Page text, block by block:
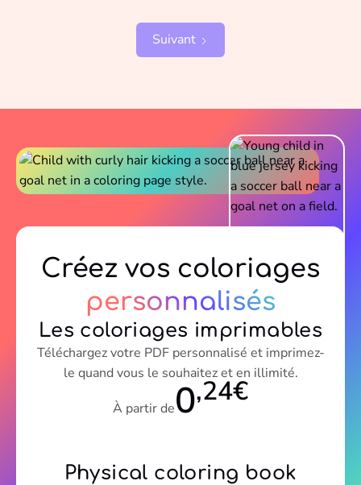
Suivant
Créez vos coloriages
personnalisés
Les coloriages imprimables
Téléchargez votre PDF personnalisé et imprimez-
le quand vous le souhaitez et en illimité.
À partir de0,24€
Physical coloring book